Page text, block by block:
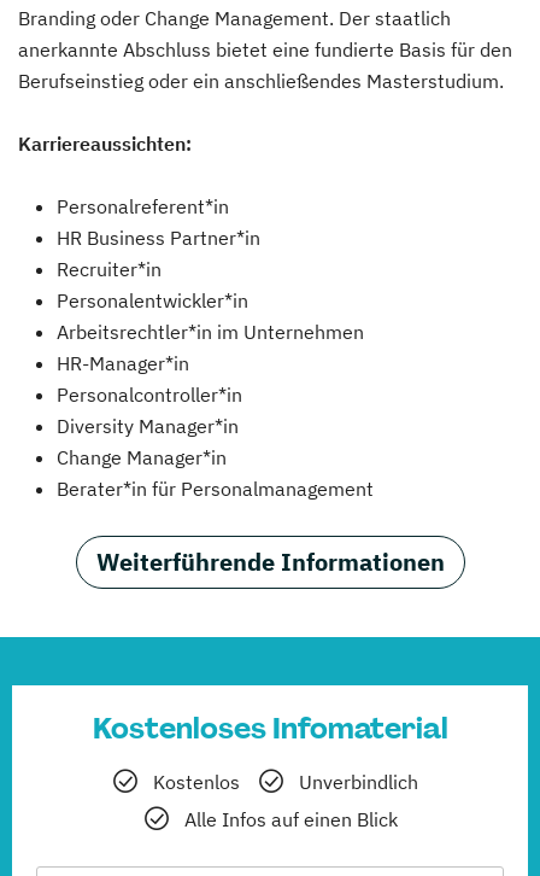
Branding oder Change Management. Der staatlich
anerkannte Abschluss bietet eine fundierte Basis für den
Berufseinstieg oder ein anschließendes Masterstudium.
Karriereaussichten:
Personalreferent*in
HR Business Partner*in
Recruiter*in
Personalentwickler*in
Arbeitsrechtler*in im Unternehmen
HR-Manager*in
Personalcontroller*in
Diversity Manager*in
Change Manager*in
Berater*in für Personalmanagement
Weiterführende Informationen
Kostenloses Infomaterial
Kostenlos
Unverbindlich
Alle Infos auf einen Blick